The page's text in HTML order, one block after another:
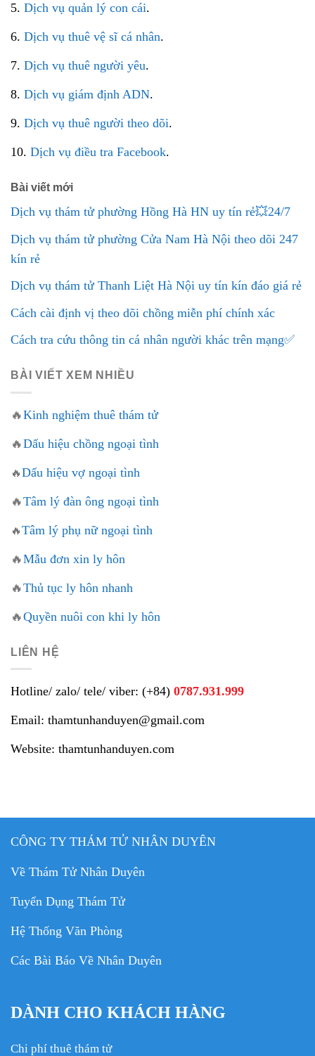
5. Dịch vụ quản lý con cái.
6. Dịch vụ thuê vệ sĩ cá nhân.
7. Dịch vụ thuê người yêu.
8. Dịch vụ giám định ADN.
9. Dịch vụ thuê người theo dõi.
10. Dịch vụ điều tra Facebook.
Bài viết mới
Dịch vụ thám tử phường Hồng Hà HN uy tín rẻ💥24/7
Dịch vụ thám tử phường Cửa Nam Hà Nội theo dõi 247
kín rẻ
Dịch vụ thám tử Thanh Liệt Hà Nội uy tín kín đáo giá rẻ
Cách cài định vị theo dõi chồng miễn phí chính xác
Cách tra cứu thông tin cá nhân người khác trên mạng✅
BÀI VIẾT XEM NHIỀU
🔥Kinh nghiệm thuê thám tử
🔥Dấu hiệu chồng ngoại tình
🔥Dấu hiệu vợ ngoại tình
🔥Tâm lý đàn ông ngoại tình
🔥Tâm lý phụ nữ ngoại tình
🔥Mẫu đơn xin ly hôn
🔥Thủ tục ly hôn nhanh
🔥Quyền nuôi con khi ly hôn
LIÊN HỆ
Hotline/ zalo/ tele/ viber: (+84) 0787.931.999
Email: thamtunhanduyen@gmail.com
Website: thamtunhanduyen.com
CÔNG TY THÁM TỬ NHÂN DUYÊN
Về Thám Tử Nhân Duyên
Tuyển Dụng Thám Tử
Hệ Thống Văn Phòng
Các Bài Báo Về Nhân Duyên
DÀNH CHO KHÁCH HÀNG
Chi phí thuê thám tử